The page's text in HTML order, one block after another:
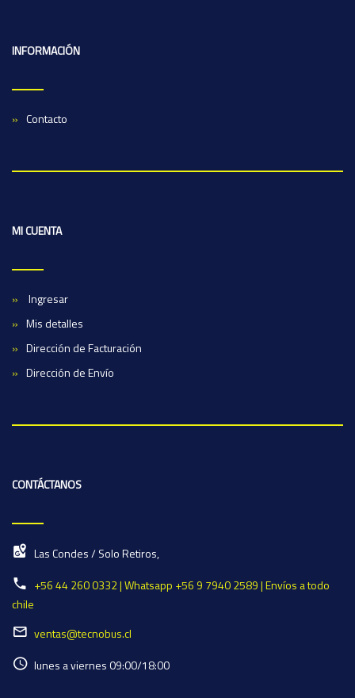
INFORMACIÓN
Contacto
MI CUENTA
Ingresar
Mis detalles
Dirección de Facturación
Dirección de Envío
CONTÁCTANOS
Las Condes / Solo Retiros,
+56 44 260 0332 | Whatsapp +56 9 7940 2589 | Envíos a todo
chile
ventas@tecnobus.cl
lunes a viernes 09:00/18:00